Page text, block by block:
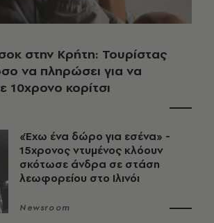
στην Κρήτη: Τουρίστας
να πληρώσει για να
10χρονο κορίτσι
«Έχω ένα δώρο για εσένα» -
15χρονος ντυμένος κλόουν
σκότωσε άνδρα σε στάση
λεωφορείου στο Ιλινόι
Newsroom